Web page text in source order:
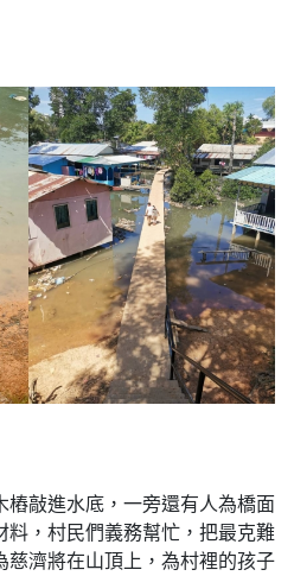
樁敲進水底，一旁還有人為橋面
，村民們義務幫忙，把最克難
慈濟將在山頂上，為村裡的孩子